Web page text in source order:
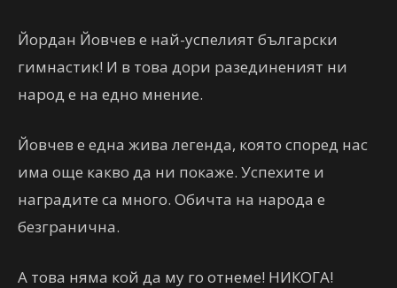
Йордан Йовчев е най-успелият български
гимнастик! И в това дори разединеният ни
народ е на едно мнение.
Йовчев е една жива легенда, която според нас
има още какво да ни покаже. Успехите и
наградите са много. Обичта на народа е
безгранична.
А това няма кой да му го отнеме! НИКОГА!